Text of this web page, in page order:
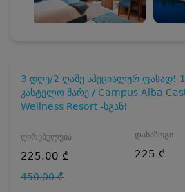
3 დღე/2 ღამე სპეციალურ ფასად!
კასტელო მარე / Campus Alba
Wellness Resort -სგან!
ღირებულება
225.00 ₾
450.00 ₾
დანაზოგი
225 ₾